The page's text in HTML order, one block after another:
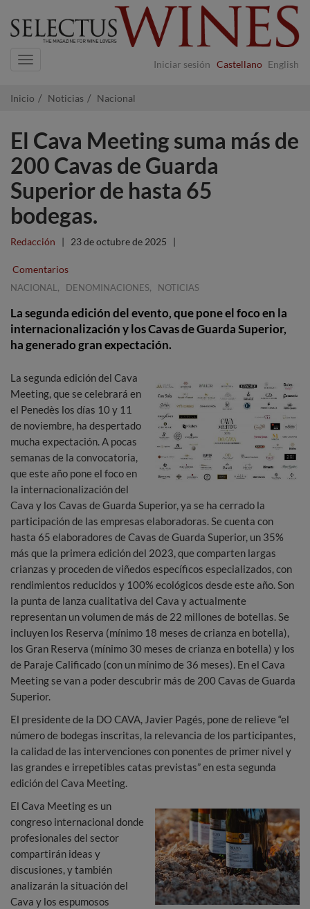
Iniciar sesión Castellano English
Navigation
Inicio Noticias Nacional
El Cava Meeting suma más de
200 Cavas de Guarda
Superior de hasta 65
bodegas.
Redacción | 23 de octubre de 2025 |
Comentarios
NACIONAL , DENOMINACIONES, NOTICIAS
La segunda edición del evento, que pone el foco en la
internacionalización y los Cavas de Guarda Superior,
ha generado gran expectación.
La segunda edición del Cava
Meeting, que se celebrará en
el Penedès los días 10 y 11
de noviembre, ha despertado
mucha expectación. A pocas
semanas de la convocatoria,
que este año pone el foco en
la internacionalización del
Cava y los Cavas de Guarda Superior, ya se ha cerrado la
participación de las empresas elaboradoras. Se cuenta con
hasta 65 elaboradores de Cavas de Guarda Superior, un 35%
más que la primera edición del 2023, que comparten largas
crianzas y proceden de viñedos específicos especializados, con
rendimientos reducidos y 100% ecológicos desde este año. Son
la punta de lanza cualitativa del Cava y actualmente
representan un volumen de más de 22 millones de botellas. Se
incluyen los Reserva (mínimo 18 meses de crianza en botella),
los Gran Reserva (mínimo 30 meses de crianza en botella) y los
de Paraje Calificado (con un mínimo de 36 meses). En el Cava
Meeting se van a poder descubrir más de 200 Cavas de Guarda
Superior.
El presidente de la DO CAVA, Javier Pagés, pone de relieve “el
número de bodegas inscritas, la relevancia de los participantes,
la calidad de las intervenciones con ponentes de primer nivel y
las grandes e irrepetibles catas previstas” en esta segunda
edición del Cava Meeting.
El Cava Meeting es un
congreso internacional donde
profesionales del sector
compartirán ideas y
discusiones, y también
analizarán la situación del
Cava y los espumosos